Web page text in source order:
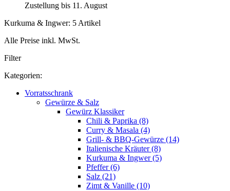
Zustellung bis 11. August
Kurkuma & Ingwer: 5 Artikel
Alle Preise inkl. MwSt.
Filter
Kategorien:
Vorratsschrank
Gewürze & Salz
Gewürz Klassiker
Chili & Paprika (8)
Curry & Masala (4)
Grill- & BBQ-Gewürze (14)
Italienische Kräuter (8)
Kurkuma & Ingwer (5)
Pfeffer (6)
Salz (21)
Zimt & Vanille (10)